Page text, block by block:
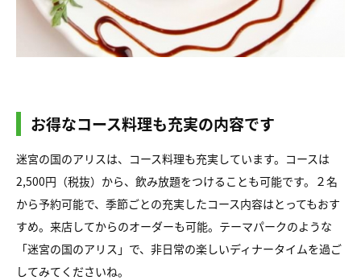
お得なコース料理も充実の内容です
迷宮の国のアリスは、コース料理も充実しています。コースは
2,500円（税抜）から、飲み放題をつけることも可能です。２名
から予約可能で、季節ごとの充実したコース内容はとってもおす
すめ。来店してからのオーダーも可能。テーマパークのような
「迷宮の国のアリス」で、非日常の楽しいディナータイムを過ご
してみてくださいね。